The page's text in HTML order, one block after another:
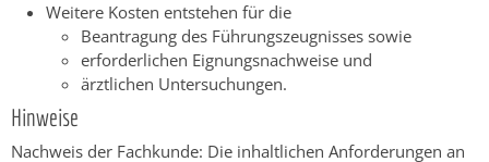
Weitere Kosten entstehen für die
Beantragung des Führungszeugnisses sowie
erforderlichen Eignungsnachweise und
ärztlichen Untersuchungen.
Hinweise
Nachweis der Fachkunde: Die inhaltlichen Anforderungen an